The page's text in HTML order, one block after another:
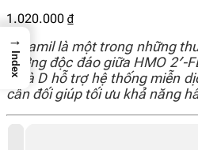
1.020.000 ₫
Aptamil là một trong những
dưỡng độc đáo giữa HMO
C và D hỗ trợ hệ thống miễn
cân đối giúp tối ưu khả năng
→
Index